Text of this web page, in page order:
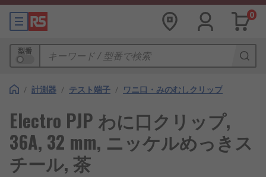
0
型番
/ 計測器 / テスト端子 / ワニ口・みのむしクリップ
Electro PJP わに口クリップ,
36A, 32 mm, ニッケルめっきス
チール, 茶